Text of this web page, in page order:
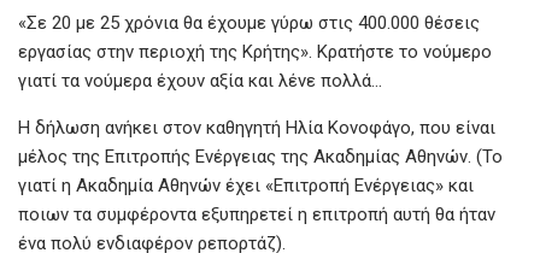
ce
b
o
o
k
tt
er
ail er at
s
A
p
p
se
n
g
er
«Σε 20 με 25 χρόνια θα έχουμε γύρω στις 400.000 θέσεις
εργασίας στην περιοχή της Κρήτης». Κρατήστε το νούμερο
γιατί τα νούμερα έχουν αξία και λένε πολλά…
Η δήλωση ανήκει στον καθηγητή Ηλία Κονοφάγο, που είναι
μέλος της Επιτροπής Ενέργειας της Ακαδημίας Αθηνών. (Το
γιατί η Ακαδημία Αθηνών έχει «Επιτροπή Ενέργειας» και
ποιων τα συμφέροντα εξυπηρετεί η επιτροπή αυτή θα ήταν
ένα πολύ ενδιαφέρον ρεπορτάζ).